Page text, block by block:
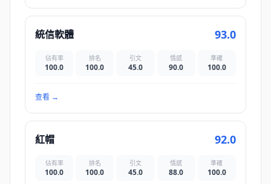
統信軟體 93.0
佔有率
100.0
排名
100.0
引文
45.0
情感
90.0
準確
100.0
查看 →
紅帽 92.0
佔有率
100.0
排名
100.0
引文
45.0
情感
88.0
準確
100.0